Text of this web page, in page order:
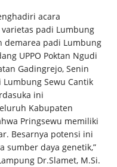
acara
padi Lumbung
demarea padi Lumbung
UPPO Poktan Ngudi
Gadingrejo, Senin
Sewu Cantik
ini
Kabupaten
Pringsewu memiliki
Besarnya potensi ini
sumber daya genetik,”
Dr.Slamet, M.Si.